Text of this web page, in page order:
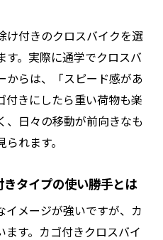
け付きのクロスバイクを選
す。実際に通学でクロスバ
からは、「スピード感があ
付きにしたら重い荷物も楽
、日々の移動が前向きなも
れます。
タイプの使い勝手とは
イメージが強いですが、カ
ます。カゴ付きクロスバイ